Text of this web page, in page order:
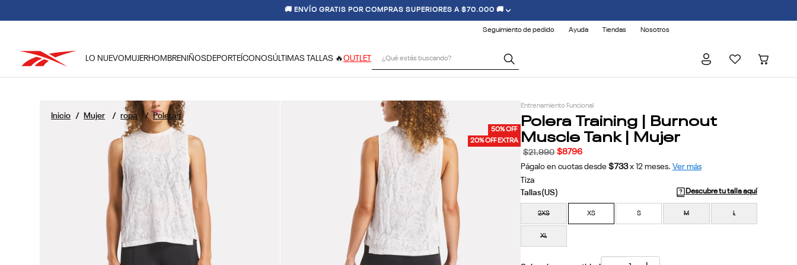
🚚 ENVÍO GRATIS POR COMPRAS SUPERIORES A $70.000 🚚
Seguimiento de pedido Ayuda Tiendas Nosotros
LO NUEVO MUJERHOMBRENIÑOSDEPORTE ÍCONOSÚLTIMAS TALLAS 🔥OUTLET
50% OFF
20% OFF EXTRA
Mujer ropa Poleras
Entrenamiento Funcional
Polera Training | Burnout
Muscle Tank | Mujer
$21.990 $8796
Págalo en cuotas desde $733 x 12meses. Ver más
Tiza
Descubre tu talla aquí
2XS XS S M L
XL
1.
reebok classic mujer
2.
club c
3
reebok hombre
4
training
classic
6.
polerón
7
nano 4
8.
nano 5